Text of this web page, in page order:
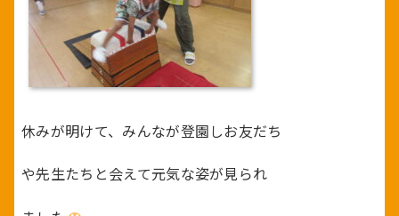
休みが明けて、みんなが登園しお友だち
や先生たちと会えて元気な姿が見られ